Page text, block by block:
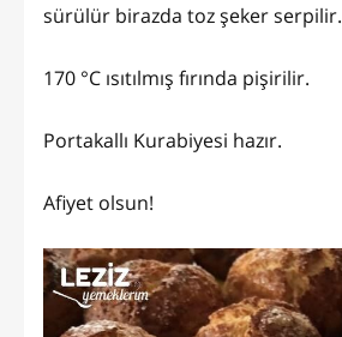
sürülür birazda toz şeker serpilir.
170 °C ısıtılmış fırında pişirilir.
Portakallı Kurabiyesi hazır.
Afiyet olsun!